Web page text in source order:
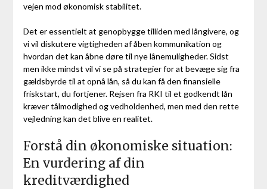
vejen mod økonomisk stabilitet.
Det er essentielt at genopbygge tilliden med långivere, og
vi vil diskutere vigtigheden af åben kommunikation og
hvordan det kan åbne døre til nye lånemuligheder. Sidst
men ikke mindst vil vi se på strategier for at bevæge sig fra
gældsbyrde til at opnå lån, så du kan få den finansielle
friskstart, du fortjener. Rejsen fra RKI til et godkendt lån
kræver tålmodighed og vedholdenhed, men med den rette
vejledning kan det blive en realitet.
Forstå din økonomiske situation:
En vurdering af din
kreditværdighed